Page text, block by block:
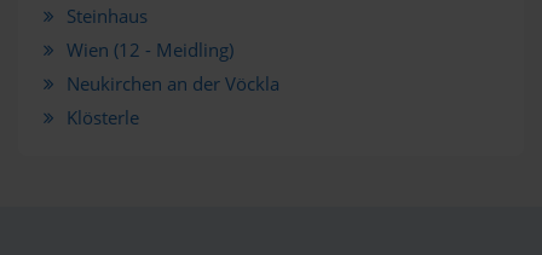
Steinhaus
Wien (12 - Meidling)
Neukirchen an der Vöckla
Klösterle